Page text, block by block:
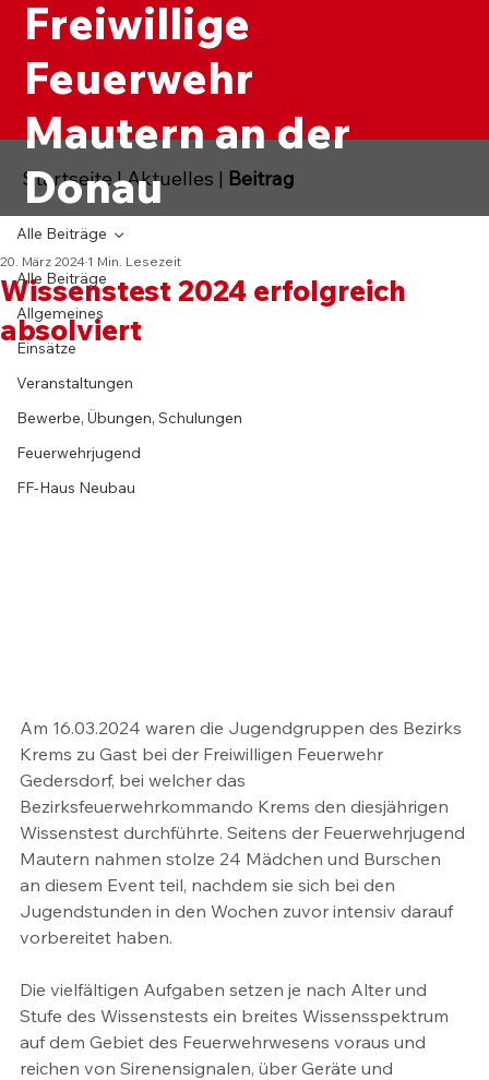
Freiwillige
Feuerwehr
Mautern an der
Donau
Alle Beiträge
Allgemeines
Einsätze
Veranstaltungen
Bewerbe, Übungen, Schulungen
Feuerwehrjugend
FF-Haus Neubau
Alle Beiträge
Wissenstest 2024 erfolgreich
absolviert
20. März 2024 1 Min. Lesezeit
Am 16.03.2024 waren die Jugendgruppen des Bezirks
Krems zu Gast bei der Freiwilligen Feuerwehr
Gedersdorf, bei welcher das
Bezirksfeuerwehrkommando Krems den diesjährigen
Wissenstest durchführte. Seitens der Feuerwehrjugend
Mautern nahmen stolze 24 Mädchen und Burschen
an diesem Event teil, nachdem sie sich bei den
Jugendstunden in den Wochen zuvor intensiv darauf
vorbereitet haben.
Die vielfältigen Aufgaben setzen je nach Alter und
Stufe des Wissenstests ein breites Wissensspektrum
auf dem Gebiet des Feuerwehrwesens voraus und
reichen von Sirenensignalen, über Geräte und
Startseite|Aktuelles | Beitrag